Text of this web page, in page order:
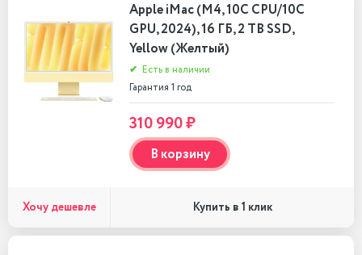
Apple iMac (M4, 10C CPU/10C
GPU, 2024), 16 ГБ, 2 TB SSD,
Yellow (Желтый)
✔ Есть в наличии
Гарантия 1 год
310 990 ₽
В корзину
Хочу дешевле Купить в 1 клик